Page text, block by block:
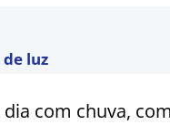
luz
com chuva,